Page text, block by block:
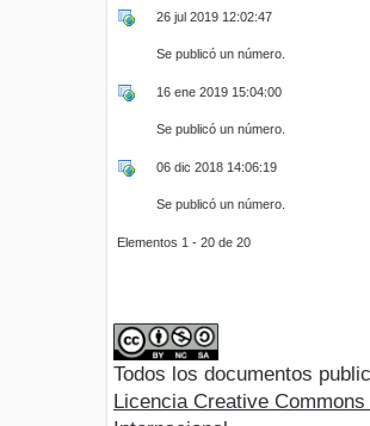
26 jul 2019 12:02:47
Se publicó un número.
16 ene 2019 15:04:00
Se publicó un número.
06 dic 2018 14:06:19
Se publicó un número.
Elementos 1 - 20 de 20
Todos los documentos
Licencia Creative